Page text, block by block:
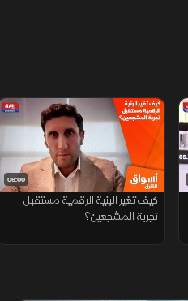
06:00
كيف تغير البنية الرقمية مستقبل
تجربة المشجعين؟